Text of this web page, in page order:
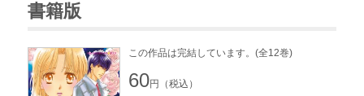
書籍版
この作品は完結しています。(全12巻)
60円（税込）